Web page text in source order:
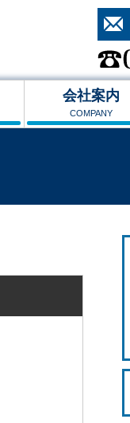
会社案内
COMPANY